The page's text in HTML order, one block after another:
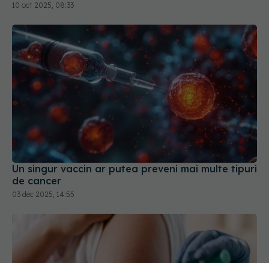
10 oct 2025, 08:33
Un singur vaccin ar putea preveni mai multe tipuri
de cancer
03 dec 2025, 14:55